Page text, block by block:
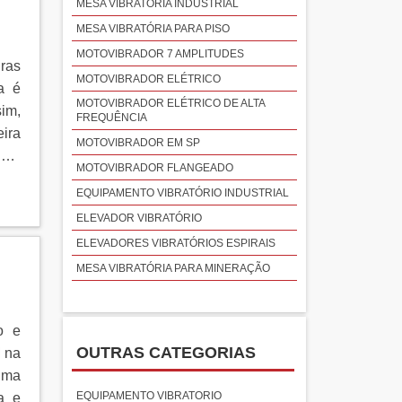
e
e
na
e
é
e
na
e
MESA VIBRATÓRIA INDUSTRIAL
MESA VIBRATÓRIA PARA PISO
MOTOVIBRADOR 7 AMPLITUDES
MOTOVIBRADOR ELÉTRICO
MOTOVIBRADOR ELÉTRICO DE ALTA
FREQUÊNCIA
MOTOVIBRADOR EM SP
MOTOVIBRADOR FLANGEADO
EQUIPAMENTO VIBRATÓRIO INDUSTRIAL
ELEVADOR VIBRATÓRIO
ELEVADORES VIBRATÓRIOS ESPIRAIS
MESA VIBRATÓRIA PARA MINERAÇÃO
OUTRAS CATEGORIAS
EQUIPAMENTO VIBRATORIO